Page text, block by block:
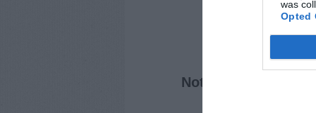
was
Opted
Notizie correlate